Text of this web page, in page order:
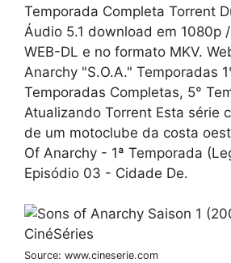
Temporada Completa Torrent
Áudio 5.1 download em 1080p
WEB-DL e no formato MKV.
Anarchy "S.O.A." Temporadas
Temporadas Completas, 5°
Atualizando Torrent Esta série
de um motoclube da costa
Of Anarchy - 1ª Temporada
Episódio 03 - Cidade De.
Source: www.cineserie.com